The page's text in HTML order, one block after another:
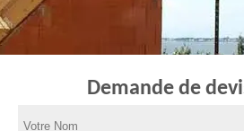
Demande de